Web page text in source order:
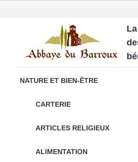
NATURE ET BIEN-ÊTRE
CARTERIE
ARTICLES RELIGIEUX
ALIMENTATION